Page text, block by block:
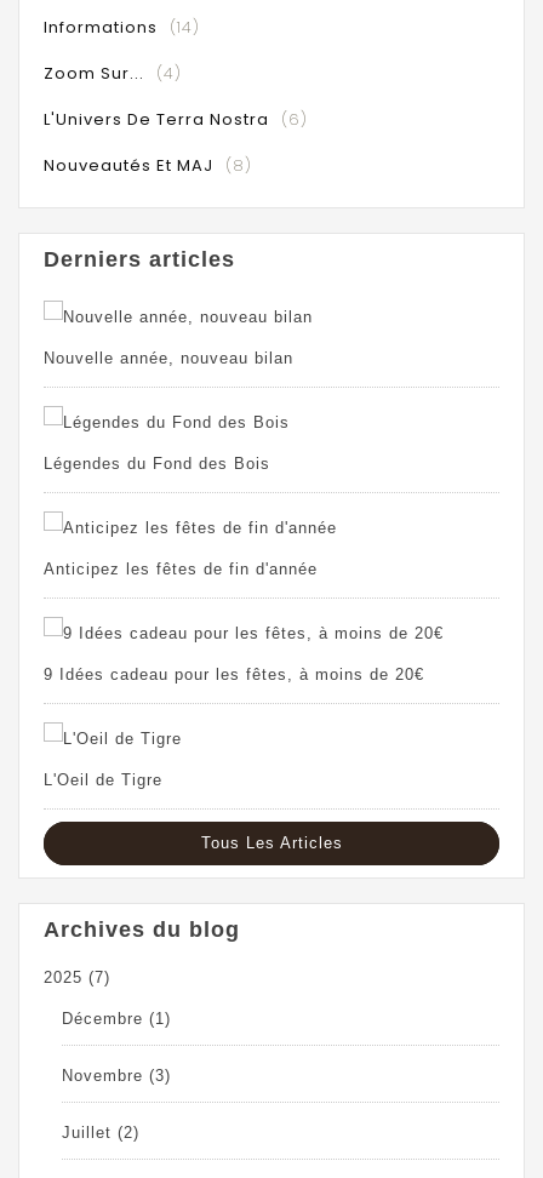
Informations
(14)
Zoom Sur...
(4)
L'Univers De Terra Nostra
(6)
Nouveautés Et MAJ
(8)
Derniers articles
Nouvelle année, nouveau bilan
Légendes du Fond des Bois
Anticipez les fêtes de fin d'année
9 Idées cadeau pour les fêtes, à moins de 20€
L'Oeil de Tigre
Tous Les Articles
Archives du blog
2025 (7)
Décembre (1)
Novembre (3)
Juillet (2)